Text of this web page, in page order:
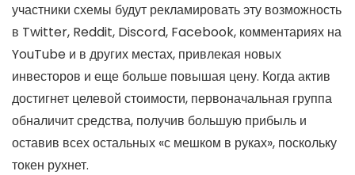
участники схемы будут рекламировать эту возможность
в Twitter, Reddit, Discord, Facebook, комментариях на
YouTube и в других местах, привлекая новых
инвесторов и еще больше повышая цену. Когда актив
достигнет целевой стоимости, первоначальная группа
обналичит средства, получив большую прибыль и
оставив всех остальных «с мешком в руках», поскольку
токен рухнет.